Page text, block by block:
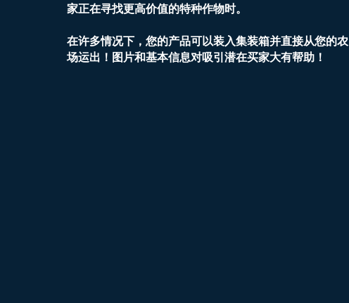
家正在寻找更高价值的特种作物时。
在许多情况下，您的产品可以装入集装箱并直接从您的农
场运出！图片和基本信息对吸引潜在买家大有帮助！